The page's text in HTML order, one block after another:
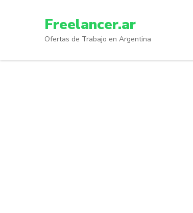
Enter)
Freelancer.ar
Ofertas de Trabajo en Argentina